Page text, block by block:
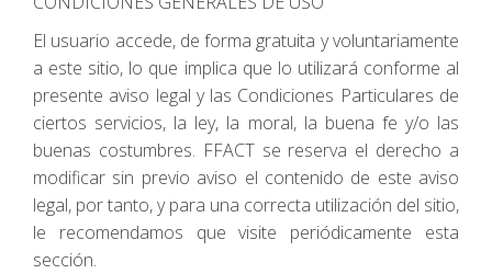
El usuario accede, de forma gratuita y voluntariamente
a este sitio, lo que implica que lo utilizará conforme al
presente aviso legal y las Condiciones Particulares de
ciertos servicios, la ley, la moral, la buena fe y/o las
buenas costumbres. FFACT se reserva el derecho a
modificar sin previo aviso el contenido de este aviso
legal, por tanto, y para una correcta utilización del sitio,
le recomendamos que visite periódicamente esta
sección.